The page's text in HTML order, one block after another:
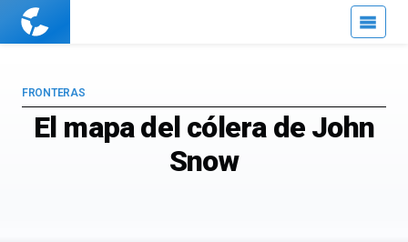
Cuaderno
El mapa del cólera de John
Snow
FRONTERAS